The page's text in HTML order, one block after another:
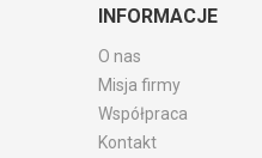
INFORMACJE
O nas
Misja firmy
Współpraca
Kontakt